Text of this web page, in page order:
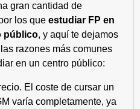
gran cantidad de
los que estudiar FP en
público, y aquí te dejamos
razones más comunes
en un centro público:
El coste de cursar un
varía completamente, ya